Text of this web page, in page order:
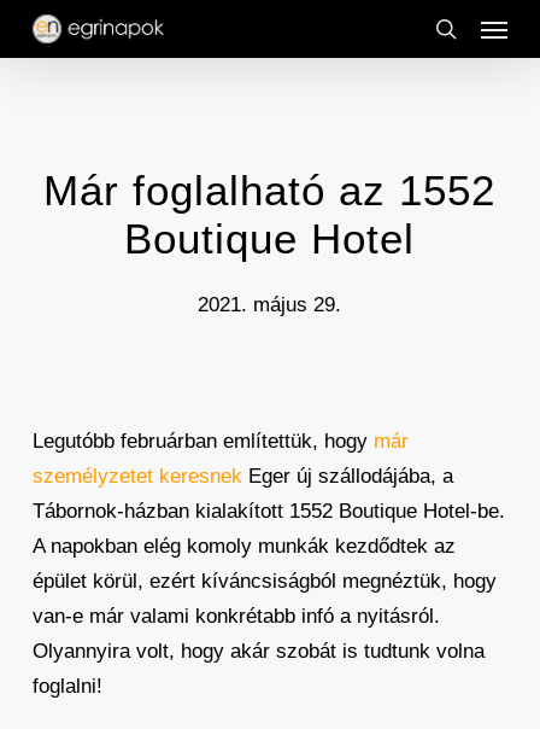
Skip
search
Menu
Már foglalható az 1552
Boutique Hotel
2021. május 29.
Legutóbb februárban említettük, hogy már
személyzetet keresnekEger új szállodájába, a
Tábornok-házban kialakított 1552 Boutique Hotel-be.
A napokban elég komoly munkák kezdődtek az
épület körül, ezért kíváncsiságból megnéztük, hogy
van-e már valami konkrétabb infó a nyitásról.
Olyannyira volt, hogy akár szobát is tudtunk volna
foglalni!